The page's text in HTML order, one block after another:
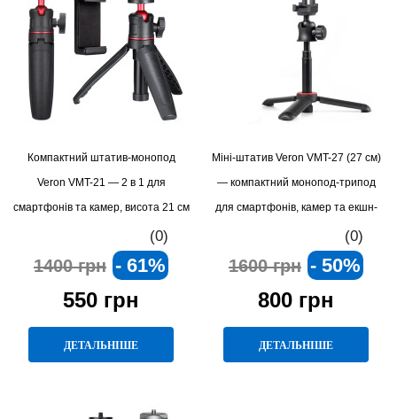
Компактний штатив-монопод
Veron VMT-21 — 2 в 1 для
смартфонів та камер, висота 21 см
(0)
1400 грн - 61%
550 грн
ДЕТАЛЬНІШЕ
Міні-штатив Veron VMT-27 (27 см)
— компактний монопод-трипод
для смартфонів, камер та екшн-
(0)
1600 грн - 50%
800 грн
ДЕТАЛЬНІШЕ